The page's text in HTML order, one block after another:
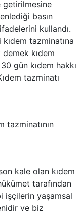
getirilmesine
basın
kullandı.
tazminatına
kıdem
gün kıdem hakkı
tazminatı
tazminatının
kale olan kıdem
tarafından
işçilerin yaşamsal
ve biz